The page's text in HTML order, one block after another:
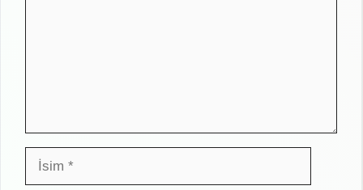
İsim